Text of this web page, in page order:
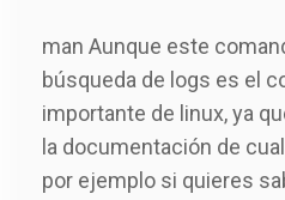
man Aunque este
búsqueda de logs es el
importante de linux, ya
la documentación de
por ejemplo si quieres